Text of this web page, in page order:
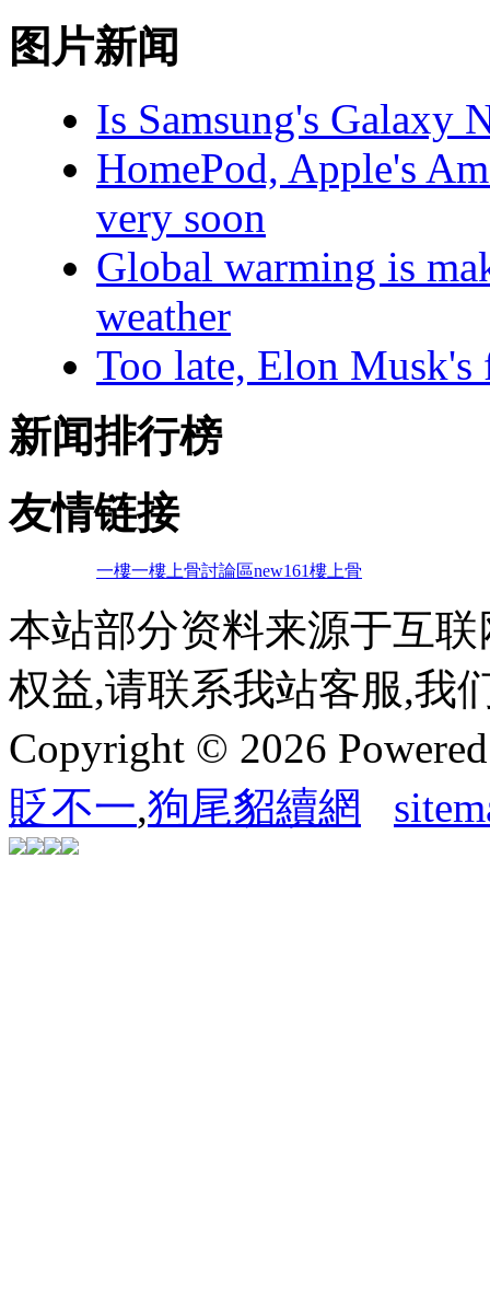
图片新闻
Is Samsung's Galaxy
HomePod, Apple's
very soon
Global warming is
weather
Too late, Elon Musk's
新闻排行榜
友情链接
一樓一樓上骨討論區new161樓上骨
本站部分资料来源于互
权益,请联系我站客服,我
Copyright © 2026
貶不一,狗尾貂續網